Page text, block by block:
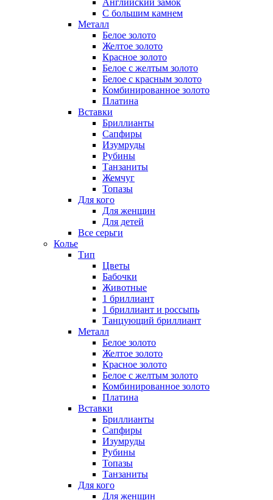
Английский замок
С большим камнем
Металл
Белое золото
Желтое золото
Красное золото
Белое с желтым золото
Белое с красным золото
Комбинированное золото
Платина
Вставки
Бриллианты
Сапфиры
Изумруды
Рубины
Танзаниты
Жемчуг
Топазы
Для кого
Для женщин
Для детей
Все серьги
Колье
Тип
Цветы
Бабочки
Животные
1 бриллиант
1 бриллиант и россыпь
Танцующий бриллиант
Металл
Белое золото
Желтое золото
Красное золото
Белое с желтым золото
Комбинированное золото
Платина
Вставки
Бриллианты
Сапфиры
Изумруды
Рубины
Топазы
Танзаниты
Для кого
Для женщин